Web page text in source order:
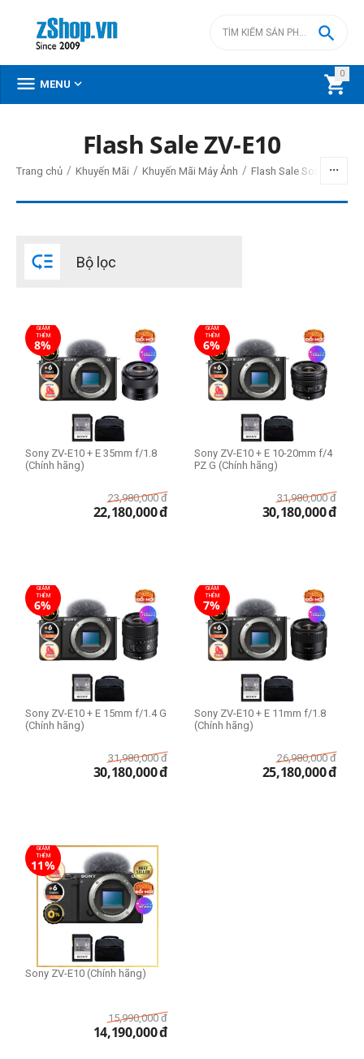
0


 MENU 
Người mới chơi
Flash Sale ZV-E10
Trang chủ / Khuyến Mãi / Khuyến Mãi Máy Ảnh / Flash Sale Sony 10-12/
 Bộ lọc
GIẢM
THÊM
8%
Sony ZV-E10 + E 35mm f/1.8
(Chính hãng)
23,980,000 đ
22,180,000đ
GIẢM
THÊM
6%
Sony ZV-E10 + E 10-20mm f/4
PZ G (Chính hãng)
31,980,000 đ
30,180,000đ
GIẢM
THÊM
6%
Sony ZV-E10 + E 15mm f/1.4 G
(Chính hãng)
31,980,000 đ
30,180,000đ
GIẢM
THÊM
7%
Sony ZV-E10 + E 11mm f/1.8
(Chính hãng)
26,980,000 đ
25,180,000đ
GIẢM
THÊM
11%
Sony ZV-E10 (Chính hãng)
15,990,000 đ
14,190,000đ